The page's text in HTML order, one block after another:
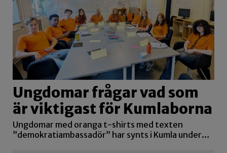
Ungdomar frågar vad som
är viktigast för Kumlaborna
Ungdomar med oranga t-shirts med texten
”demokratiambassadör” har synts i Kumla under…